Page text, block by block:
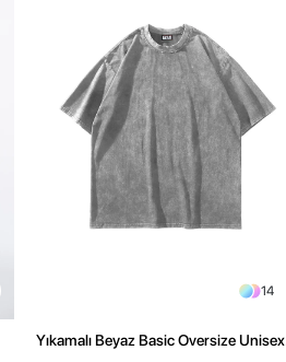
14
Yıkamalı Beyaz Basic Oversize Unisex